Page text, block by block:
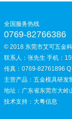
全国服务热线
0769-82766386
© 2018 东莞市艾可五金
联系人：张先生 手机：
传真：0769-82761896
主营产品：五金模具研发
地址：广东省东莞市大岭
技术支持：大粤信息